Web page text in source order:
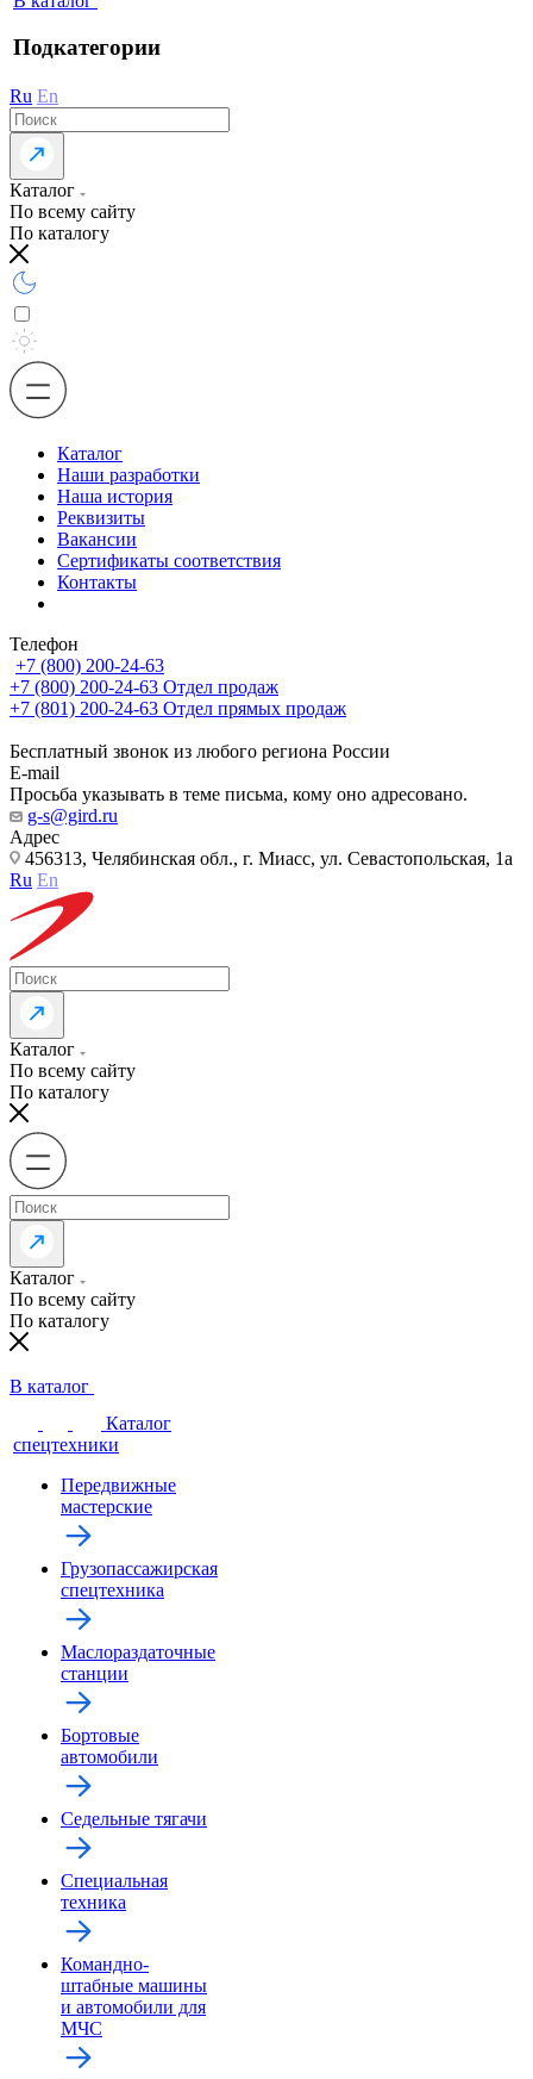
Подкатегории
Ru En
Каталог
По всему сайту
По каталогу
Каталог
Наши разработки
Наша история
Реквизиты
Вакансии
Сертификаты соответствия
Контакты
Телефон
+7 (800) 200-24-63
+7 (800) 200-24-63 Отдел продаж
+7 (801) 200-24-63 Отдел прямых продаж
Бесплатный звонок из любого региона России
E-mail
Просьба указывать в теме письма, кому оно адресовано.
g-s@gird.ru
Адрес
456313, Челябинская обл., г. Миасс, ул. Севастопольская, 1а
Ru En
Каталог
По всему сайту
По каталогу
Каталог
По всему сайту
По каталогу
В каталог
Каталог
спецтехники
Передвижные
мастерские
Грузопассажирская
спецтехника
Маслораздаточные
станции
Бортовые
автомобили
Седельные тягачи
Специальная
техника
Командно-
штабные машины
и автомобили для
МЧС